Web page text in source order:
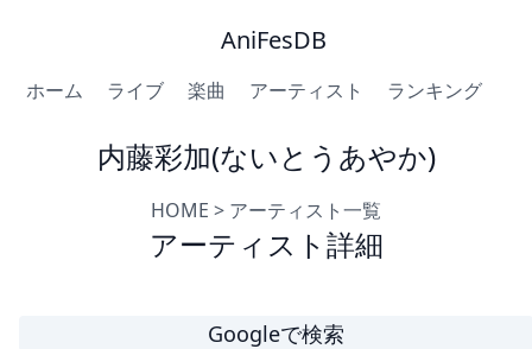
AniFesDB
ホーム ライブ 楽曲 アーティスト ランキング
内藤彩加(ないとうあやか)
HOME > アーティスト一覧
アーティスト詳細
Googleで検索